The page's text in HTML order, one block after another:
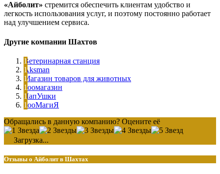
«Айболит» стремится обеспечить клиентам удобство и
легкость использования услуг, и поэтому постоянно работает
над улучшением сервиса.
Другие компании Шахтов
Ветеринарная станция
Aksman
Магазин товаров для животных
Зоомагазин
ЛапУшки
ЗооМагиЯ
Обращались в данную компанию? Оцените её
Загрузка...
Отзывы о Айболит в Шахтах